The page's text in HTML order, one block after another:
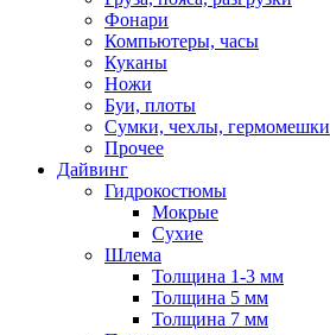
Фонари
Компьютеры, часы
Куканы
Ножи
Буи, плоты
Сумки, чехлы, гермомешки
Прочее
Дайвинг
Гидрокостюмы
Мокрые
Сухие
Шлема
Толщина 1-3 мм
Толщина 5 мм
Толщина 7 мм